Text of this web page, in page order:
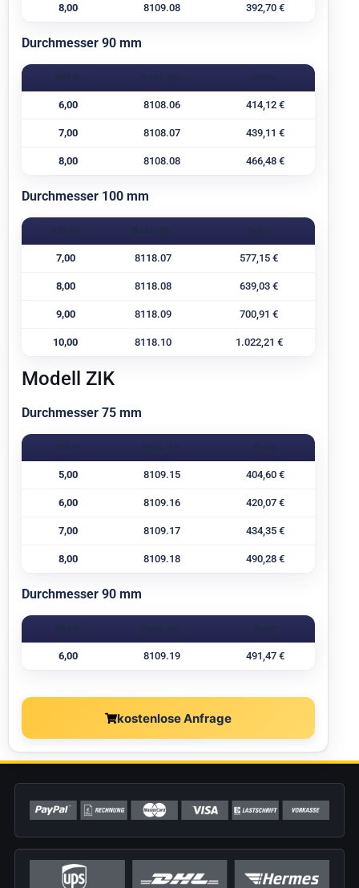
8,00 8109.08 392,70 €
Durchmesser 90 mm
6,00 8108.06 414,12 €
7,00 8108.07 439,11 €
8,00 8108.08 466,48 €
Durchmesser 100 mm
7,00 8118.07 577,15 €
8,00 8118.08 639,03 €
9,00 8118.09 700,91 €
10,00 8118.10 1.022,21 €
Modell ZIK
Durchmesser 75 mm
5,00 8109.15 404,60 €
6,00 8109.16 420,07 €
7,00 8109.17 434,35 €
8,00 8109.18 490,28 €
Durchmesser 90 mm
6,00 8109.19 491,47 €
kostenlose Anfrage